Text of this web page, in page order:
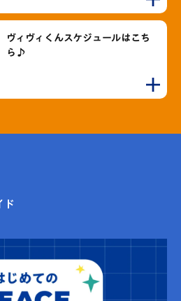
ヴィヴィくんスケジュールはこち
ら♪
ド